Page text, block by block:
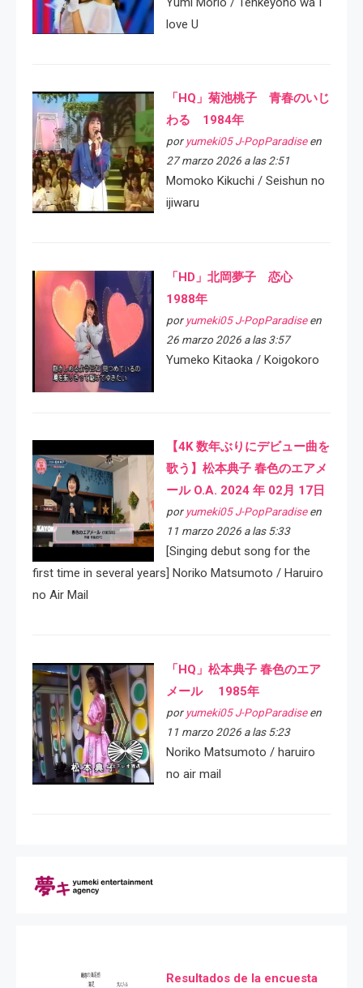
love U
「HQ」菊池桃子 青春のいじ
わる 1984年
por yumeki05 J-PopParadiseen
27 marzo 2026 a las 2:51
Momoko Kikuchi / Seishun no
ijiwaru
「HD」北岡夢子 恋心
1988年
por yumeki05 J-PopParadiseen
26 marzo 2026 a las 3:57
Yumeko Kitaoka / Koigokoro
【4K 数年ぶりにデビュー曲を
歌う】松本典子 春色のエアメ
ール O.A. 2024 年 02月 17日
por yumeki05 J-PopParadiseen
11 marzo 2026 a las 5:33
[Singing debut song for the
first time in several years] Noriko Matsumoto / Haruiro
no Air Mail
「HQ」松本典子 春色のエア
メール 1985年
por yumeki05 J-PopParadiseen
11 marzo 2026 a las 5:23
Noriko Matsumoto / haruiro
no air mail
Resultados de la encuesta